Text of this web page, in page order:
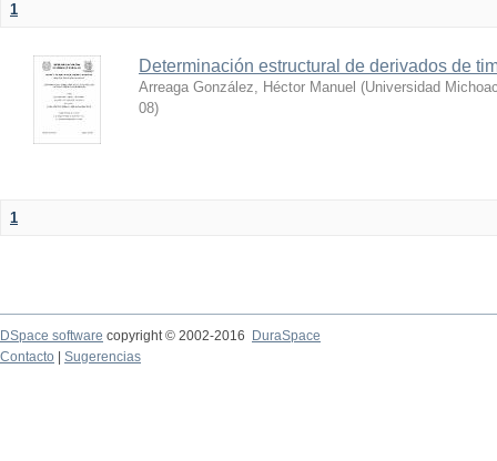
1
Determinación estructural de derivados de
Arreaga González, Héctor Manuel (Universidad
08)
1
DSpace software copyright © 2002-2016
DuraSpace
Contacto
Sugerencias